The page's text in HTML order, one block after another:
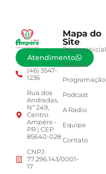
Atendimento
(46) 3547-
1236
Rua dos
Andradas,
Nº 249,
Centro
Ampére -
PR | CEP
85640-028
CNPJ:
77.296.143/0001-
17
Mapa do
Site
Página Inicial
Notícias
Programação
Podcast
A Radio
Equipe
Contato